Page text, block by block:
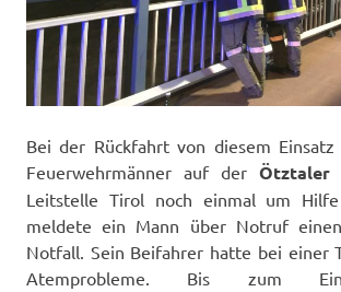
Bei der Rückfahrt von diesem
Feuerwehrmänner auf der Ötztaler
Leitstelle Tirol noch einmal um
meldete ein Mann über Notruf
Notfall. Sein Beifahrer hatte bei einer
Atemprobleme. Bis zum